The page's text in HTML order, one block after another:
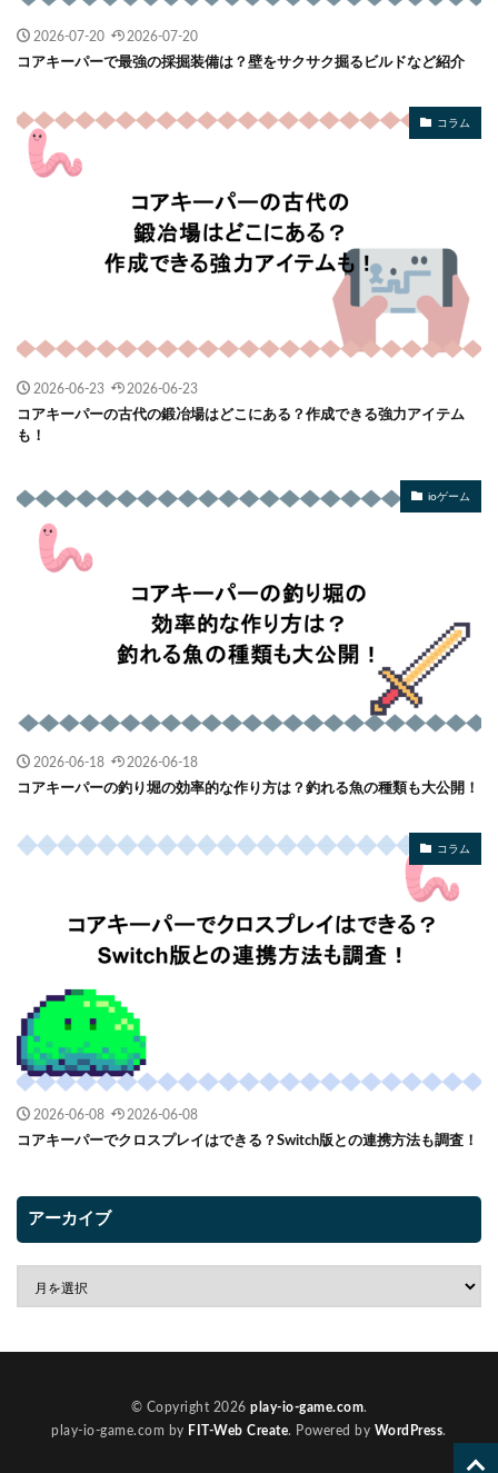
2026-07-20 2026-07-20
コアキーパーで最強の採掘装備は？壁をサクサク掘るビルドなど紹介
コラム
2026-06-23 2026-06-23
コアキーパーの古代の鍛冶場はどこにある？作成できる強力アイテム
も！
ioゲーム
2026-06-18 2026-06-18
コアキーパーの釣り堀の効率的な作り方は？釣れる魚の種類も大公開！
コラム
2026-06-08 2026-06-08
コアキーパーでクロスプレイはできる？Switch版との連携方法も調査！
アーカイブ
© Copyright 2026 play-io-game.com.
play-io-game.com by FIT-Web Create. Powered by WordPress.